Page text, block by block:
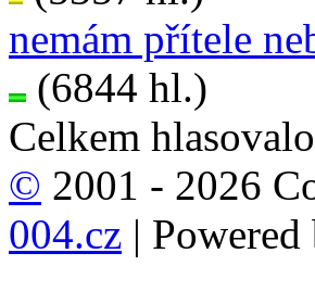
nemám přítele
(6844 hl.)
Celkem
© 2001 - 2026
004.cz | Powered